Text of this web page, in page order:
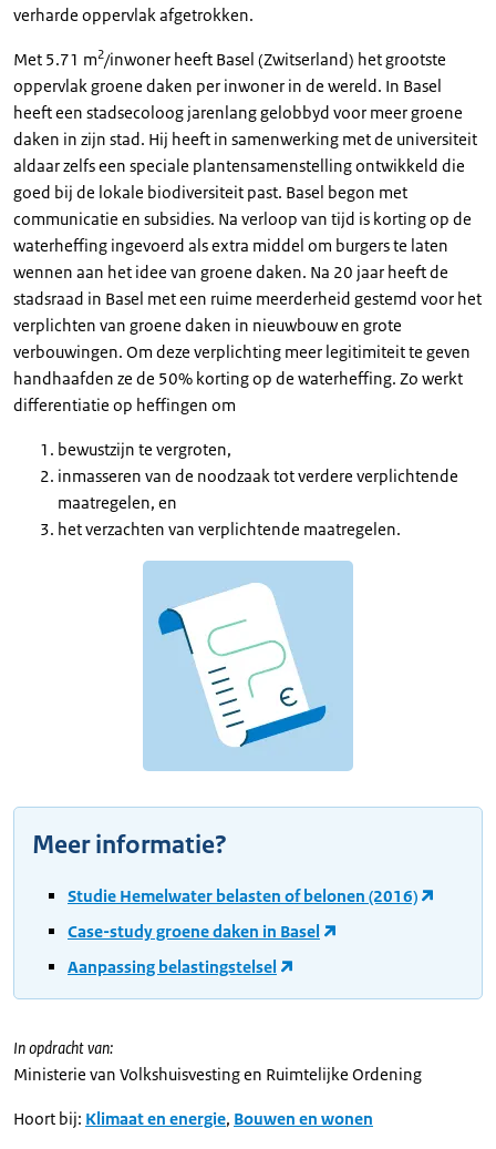
verharde oppervlak afgetrokken.
Met 5.71 m2/inwoner heeft Basel (Zwitserland) het grootste
oppervlak groene daken per inwoner in de wereld. In Basel
heeft een stadsecoloog jarenlang gelobbyd voor meer groene
daken in zijn stad. Hij heeft in samenwerking met de universiteit
aldaar zelfs een speciale plantensamenstelling ontwikkeld die
goed bij de lokale biodiversiteit past. Basel begon met
communicatie en subsidies. Na verloop van tijd is korting op de
waterheffing ingevoerd als extra middel om burgers te laten
wennen aan het idee van groene daken. Na 20 jaar heeft de
stadsraad in Basel met een ruime meerderheid gestemd voor het
verplichten van groene daken in nieuwbouw en grote
verbouwingen. Om deze verplichting meer legitimiteit te geven
handhaafden ze de 50% korting op de waterheffing. Zo werkt
differentiatie op heffingen om
bewustzijn te vergroten,
inmasseren van de noodzaak tot verdere verplichtende
maatregelen, en
het verzachten van verplichtende maatregelen.
Meer informatie?
Studie Hemelwater belasten of belonen (2016)
Case-study groene daken in Basel
Aanpassing belastingstelsel
In opdracht van:
Ministerie van Volkshuisvesting en Ruimtelijke Ordening
Hoort bij: Klimaat en energie, Bouwen en wonen